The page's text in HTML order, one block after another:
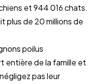
et 944 016 chats.
plus de 20 millions de
poilus
entière de la famille et
pas leur